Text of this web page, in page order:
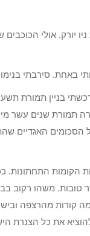
יורק. אולי הכוכבים
באחת. סירבתי
בניין תמורת תשעה
תמורת שנים עשר
האגדיים
הקומות התחתונות.
משהו רקוב
קורות מהרצפה
את כל הצנרת